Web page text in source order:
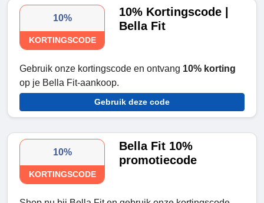
10%
KORTINGSCODE
10% Kortingscode |
Bella Fit
Gebruik onze kortingscode en ontvang 10% korting
op je Bella Fit-aankoop.
Gebruik deze code
10%
KORTINGSCODE
Bella Fit 10%
promotiecode